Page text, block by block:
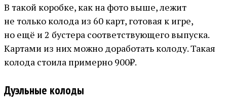
В такой коробке, как на фото выше, лежит
не только колода из 60 карт, готовая к игре,
но ещё и 2 бустера соответствующего выпуска.
Картами из них можно доработать колоду. Такая
колода стоила примерно 900₽.
Дуэльные колоды